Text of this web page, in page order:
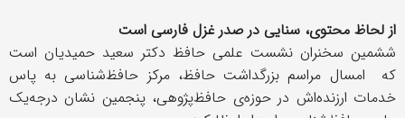
از لحاظ محتوی، سنایی در صدر غزل فارسی است
ششمین سخنران نشست علمی حافظ دکتر سعید حمیدیان است
که امسال مراسم بزرگداشت حافظ، مرکز حافظ‌شناسی به پاس
خدمات ارزنده‌اش در حوزه‌ی حافظ‌پژوهی، پنجمین نشان درجه‌یک